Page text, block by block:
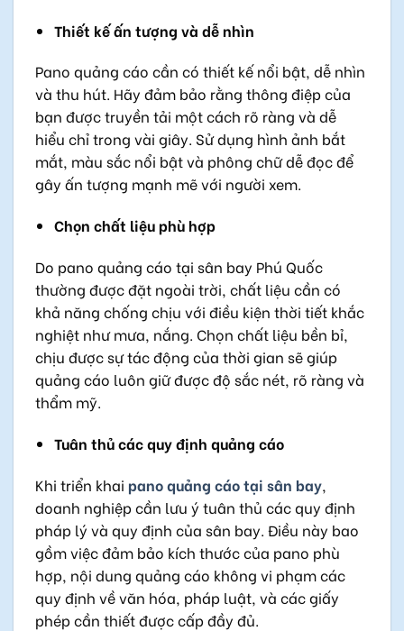
Thiết kế ấn tượng và dễ nhìn
Pano quảng cáo cần có thiết kế nổi bật, dễ nhìn
và thu hút. Hãy đảm bảo rằng thông điệp của
bạn được truyền tải một cách rõ ràng và dễ
hiểu chỉ trong vài giây. Sử dụng hình ảnh bắt
mắt, màu sắc nổi bật và phông chữ dễ đọc để
gây ấn tượng mạnh mẽ với người xem.
Chọn chất liệu phù hợp
Do pano quảng cáo tại sân bay Phú Quốc
thường được đặt ngoài trời, chất liệu cần có
khả năng chống chịu với điều kiện thời tiết khắc
nghiệt như mưa, nắng. Chọn chất liệu bền bỉ,
chịu được sự tác động của thời gian sẽ giúp
quảng cáo luôn giữ được độ sắc nét, rõ ràng và
thẩm mỹ.
Tuân thủ các quy định quảng cáo
Khi triển khai pano quảng cáo tại sân bay,
doanh nghiệp cần lưu ý tuân thủ các quy định
pháp lý và quy định của sân bay. Điều này bao
gồm việc đảm bảo kích thước của pano phù
hợp, nội dung quảng cáo không vi phạm các
quy định về văn hóa, pháp luật, và các giấy
phép cần thiết được cấp đầy đủ.